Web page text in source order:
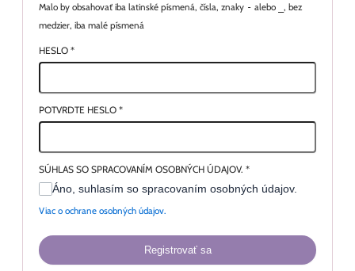
Malo by obsahovať iba latinské písmená, čísla, znaky - alebo
, bez
medzier, iba malé písmená
HESLO *
POTVRDTE HESLO *
SÚHLAS SO SPRACOVANÍM OSOBNÝCH ÚDAJOV. *
Áno, suhlasím so spracovaním osobných údajov.
Viac o ochrane osobných údajov.
Registrovať sa